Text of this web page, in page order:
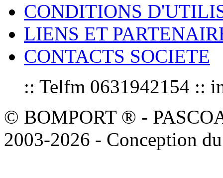
CONDITIONS
LIENS ET
CONTACTS SOCIETE
:: Telfm 0631942154 ::
© BOMPORT ® -
2003-2026 - Conception